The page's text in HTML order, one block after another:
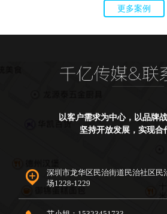
更多案例
以客户需求为中心，以品牌
坚持开放发展，实现合
深圳市龙华区民治街道民治社区民
场1228-1229